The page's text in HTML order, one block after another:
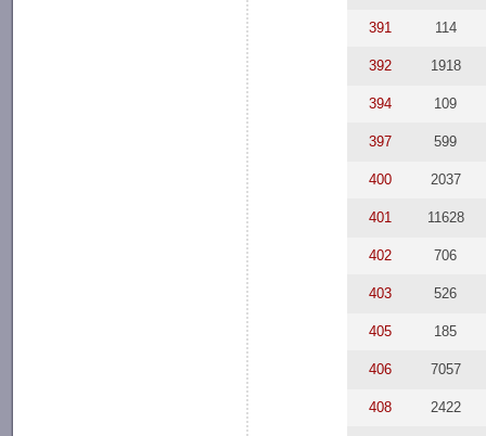
391 114
392 1918
394 109
397 599
400 2037
401 11628
402 706
403 526
405 185
406 7057
408 2422